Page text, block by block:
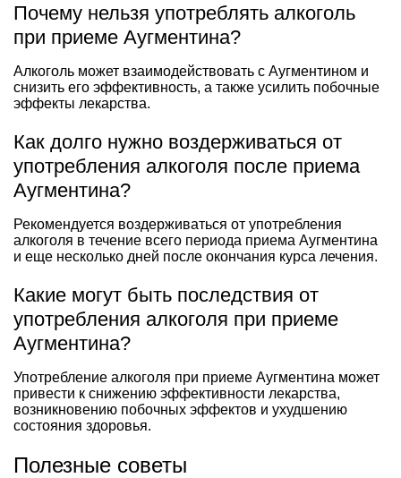
Почему нельзя употреблять алкоголь
при приеме Аугментина?
Алкоголь может взаимодействовать с Аугментином и
снизить его эффективность, а также усилить побочные
эффекты лекарства.
Как долго нужно воздерживаться от
употребления алкоголя после приема
Аугментина?
Рекомендуется воздерживаться от употребления
алкоголя в течение всего периода приема Аугментина
и еще несколько дней после окончания курса лечения.
Какие могут быть последствия от
употребления алкоголя при приеме
Аугментина?
Употребление алкоголя при приеме Аугментина может
привести к снижению эффективности лекарства,
возникновению побочных эффектов и ухудшению
состояния здоровья.
Полезные советы